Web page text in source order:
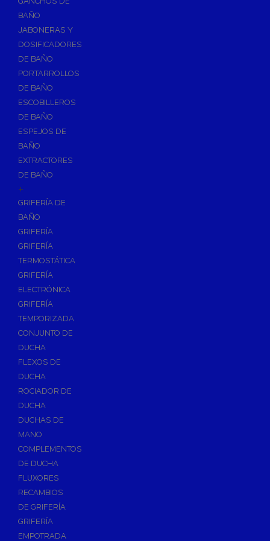
Accesorios y Grupos Contra Incendios
Calderas y estufas de biomasa
Sistemas de Energía Solar Térmica
Estructuras de soporte
Sistemas de Aerotermia
Sistemas de Energía Solar Fotovoltaica
Paneles
Inversores
Baterías
Estructuras
Fontanería
Aislamientos para Tuberías
Accesorios para Instalación de Gas
Válvulas para Gas
Accesorios y Repuestos de Gas
Baterias y Contadores
Bombas
Bombas Sumergibles
Bombas de Drenaje y Residual
Bombas de Superficies Horizontal y Vertical
Desagües
Válvulas de Desagüe
Válvulas para Platos de Ducha y Bañeras
Sifones
Sumideros y Botes Sifónicos
Accesorios para Desagüe
Flotadores y Boyas
BAÑO
JABONERAS Y
DOSIFICADORES
DE BAÑO
PORTARROLLOS
DE BAÑO
ESCOBILLEROS
DE BAÑO
ESPEJOS DE
BAÑO
EXTRACTORES
DE BAÑO
+
GRIFERÍA DE
BAÑO
GRIFERÍA
GRIFERÍA
TERMOSTÁTICA
GRIFERÍA
ELECTRÓNICA
GRIFERÍA
TEMPORIZADA
CONJUNTO DE
DUCHA
FLEXOS DE
DUCHA
ROCIADOR DE
DUCHA
DUCHAS DE
MANO
COMPLEMENTOS
DE DUCHA
FLUXORES
RECAMBIOS
DE GRIFERÍA
GRIFERÍA
EMPOTRADA